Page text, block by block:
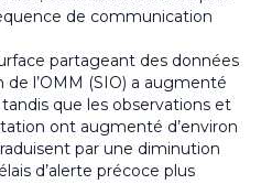
de communication
partageant des données
l’OMM (SIO) a augmenté
tandis que les observations et
ont augmenté d’environ
par une diminution
d’alerte précoce plus